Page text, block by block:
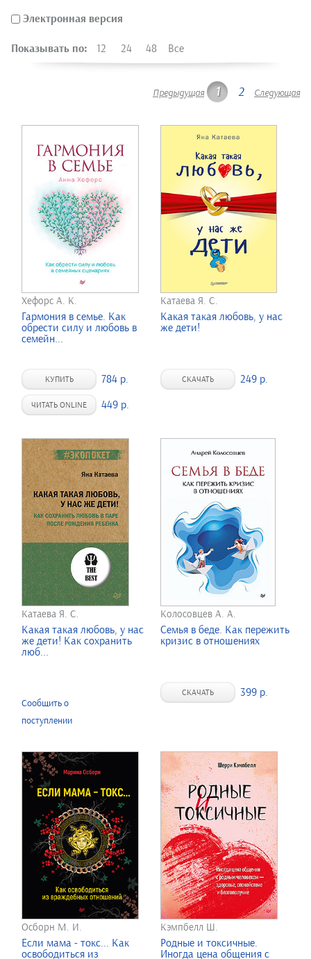
Электронная версия
Показывать по: 12 24 48 Все
Предыдущая 1 2 Следующая
Хефорс А. К.
Гармония в семье. Как
обрести силу и любовь в
семейн...
КУПИТЬ 784 р.
ЧИТАТЬ ONLINE 449 р.
Катаева Я. С.
Какая такая любовь, у нас
же дети!
СКАЧАТЬ 249 р.
Катаева Я. С.
Какая такая любовь, у нас
же дети! Как сохранить
люб...
Сообщить о
поступлении
Колосовцев А. А.
Семья в беде. Как пережить
кризис в отношениях
СКАЧАТЬ 399 р.
Осборн М. И.
Если мама - токс... Как
освободиться из
Кэмпбелл Ш.
Родные и токсичные.
Иногда цена общения с